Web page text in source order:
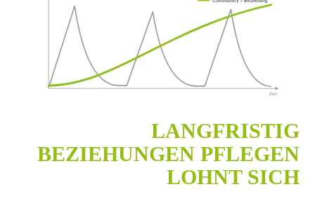
LANGFRISTIG
BEZIEHUNGEN PFLEGEN
LOHNT SICH